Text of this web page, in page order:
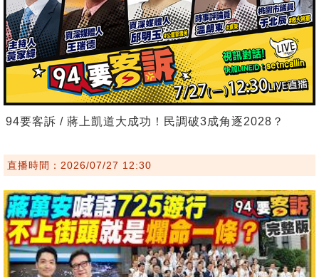
94要客訴 / 蔣上凱道大成功！民調破3成角逐2028？
直播時間：2026/07/27 12:30